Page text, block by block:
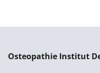
Osteopathie Institut